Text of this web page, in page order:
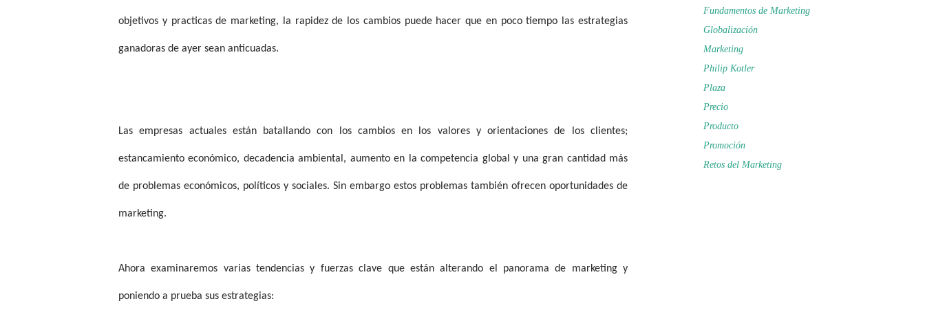
objetivos y practicas de marketing, la rapidez de los cambios puede hacer que en poco tiempo las estrategias
ganadoras de ayer sean anticuadas.
Las empresas actuales están batallando con los cambios en los valores y orientaciones de los clientes;
estancamiento económico, decadencia ambiental, aumento en la competencia global y una gran cantidad más
de problemas económicos, políticos y sociales. Sin embargo estos problemas también ofrecen oportunidades de
marketing.
Ahora examinaremos varias tendencias y fuerzas clave que están alterando el panorama de marketing y
poniendo a prueba sus estrategias:
Fundamentos de Marketing
Globalización
Marketing
Philip Kotler
Plaza
Precio
Producto
Promoción
Retos del Marketing